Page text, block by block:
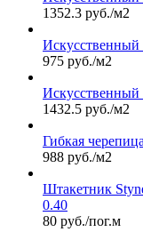
1352.3 руб./м2
975 руб./м2
1432.5 руб./м2
Гибкая
988 руб./м2
Штакетник
0.40
80 руб./пог.м